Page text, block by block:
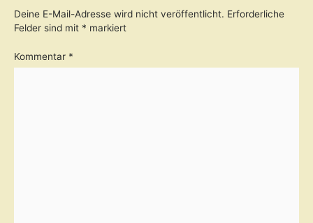
Deine E-Mail-Adresse wird nicht veröffentlicht. Erforderliche
Felder sind mit * markiert
Kommentar *